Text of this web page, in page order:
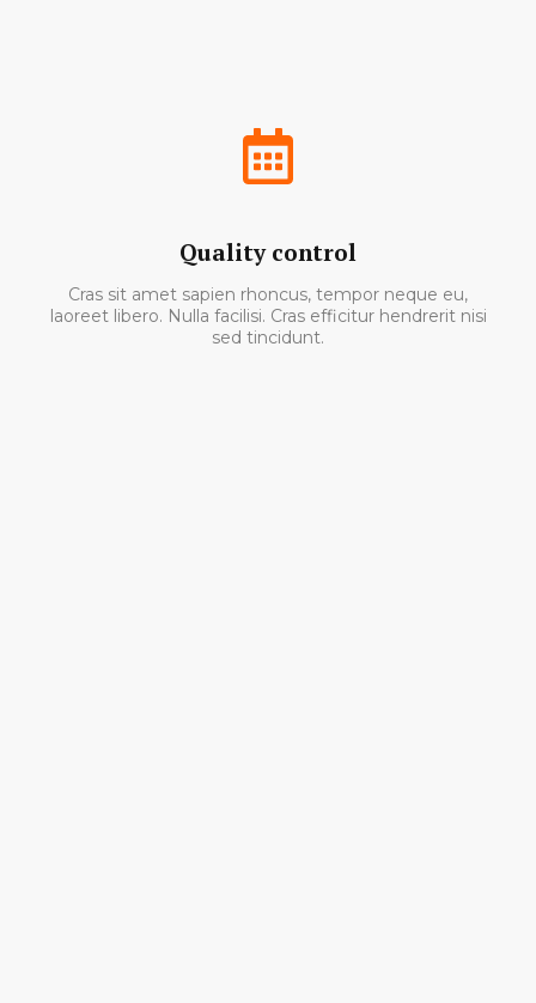
Quality control
Cras sit amet sapien rhoncus, tempor neque eu,
laoreet libero. Nulla facilisi. Cras efficitur hendrerit nisi
sed tincidunt.